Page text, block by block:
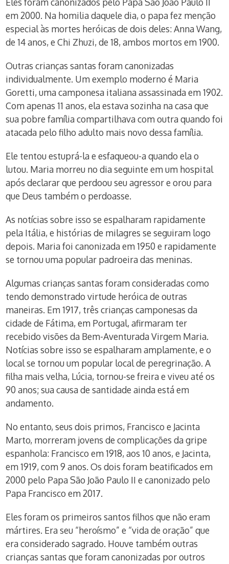
em 2000. Na homilia daquele dia, o papa fez menção
especial às mortes heróicas de dois deles: Anna Wang,
de 14 anos, e Chi Zhuzi, de 18, ambos mortos em 1900.
Outras crianças santas foram canonizadas
individualmente. Um exemplo moderno é Maria
Goretti, uma camponesa italiana assassinada em 1902.
Com apenas 11 anos, ela estava sozinha na casa que
sua pobre família compartilhava com outra quando foi
atacada pelo filho adulto mais novo dessa família.
Ele tentou estuprá-la e esfaqueou-a quando ela o
lutou. Maria morreu no dia seguinte em um hospital
após declarar que perdoou seu agressor e orou para
que Deus também o perdoasse.
As notícias sobre isso se espalharam rapidamente
pela Itália, e histórias de milagres se seguiram logo
depois. Maria foi canonizada em 1950 e rapidamente
se tornou uma popular padroeira das meninas.
Algumas crianças santas foram consideradas como
tendo demonstrado virtude heróica de outras
maneiras. Em 1917, três crianças camponesas da
cidade de Fátima, em Portugal, afirmaram ter
recebido visões da Bem-Aventurada Virgem Maria.
Notícias sobre isso se espalharam amplamente, e o
local se tornou um popular local de peregrinação. A
filha mais velha, Lúcia, tornou-se freira e viveu até os
90 anos; sua causa de santidade ainda está em
andamento.
No entanto, seus dois primos, Francisco e Jacinta
Marto, morreram jovens de complicações da gripe
espanhola: Francisco em 1918, aos 10 anos, e Jacinta,
em 1919, com 9 anos. Os dois foram beatificados em
2000 pelo Papa São João Paulo II e canonizado pelo
Papa Francisco em 2017.
Eles foram os primeiros santos filhos que não eram
mártires. Era seu “heroísmo” e “vida de oração” que
era considerado sagrado. Houve também outras
crianças santas que foram canonizadas por outros